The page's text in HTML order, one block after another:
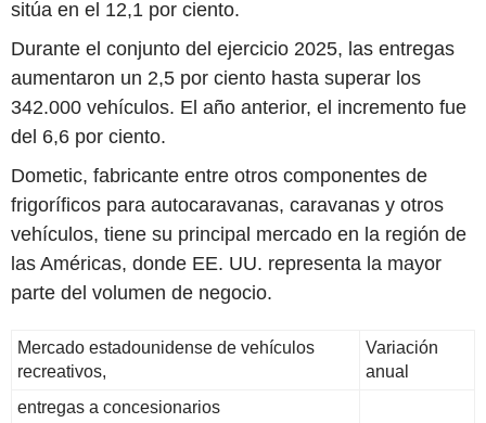
sitúa en el 12,1 por ciento.
Durante el conjunto del ejercicio 2025, las entregas
aumentaron un 2,5 por ciento hasta superar los
342.000 vehículos. El año anterior, el incremento fue
del 6,6 por ciento.
Dometic, fabricante entre otros componentes de
frigoríficos para autocaravanas, caravanas y otros
vehículos, tiene su principal mercado en la región de
las Américas, donde EE. UU. representa la mayor
parte del volumen de negocio.
Mercado estadounidense de vehículos
recreativos,
Variación
anual
entregas a concesionarios